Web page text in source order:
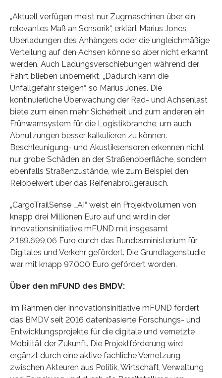
„Aktuell verfügen meist nur Zugmaschinen über ein
relevantes Maß an Sensorik“, erklärt Marius Jones.
Überladungen des Anhängers oder die ungleichmäßige
Verteilung auf den Achsen könne so aber nicht erkannt
werden. Auch Ladungsverschiebungen während der
Fahrt blieben unbemerkt. „Dadurch kann die
Unfallgefahr steigen“, so Marius Jones. Die
kontinuierliche Überwachung der Rad- und Achsenlast
biete zum einen mehr Sicherheit und zum anderen ein
Frühwarnsystem für die Logistikbranche, um auch
Abnutzungen besser kalkulieren zu können.
Beschleunigung- und Akustiksensoren erkennen nicht
nur grobe Schäden an der Straßenoberfläche, sondern
ebenfalls Straßenzustände, wie zum Beispiel den
Reibbeiwert über das Reifenabrollgeräusch.
„CargoTrailSense _AI“ weist ein Projektvolumen von
knapp drei Millionen Euro auf und wird in der
Innovationsinitiative mFUND mit insgesamt
2.189.699,06 Euro durch das Bundesministerium für
Digitales und Verkehr gefördert. Die Grundlagenstudie
war mit knapp 97.000 Euro gefördert worden.
Über den mFUND des BMDV:
Im Rahmen der Innovationsinitiative mFUND fördert
das BMDV seit 2016 datenbasierte Forschungs- und
Entwicklungsprojekte für die digitale und vernetzte
Mobilität der Zukunft. Die Projektförderung wird
ergänzt durch eine aktive fachliche Vernetzung
zwischen Akteuren aus Politik, Wirtschaft, Verwaltung